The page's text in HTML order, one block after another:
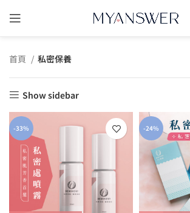
首頁 私密保養
Show sidebar
-33% -24%